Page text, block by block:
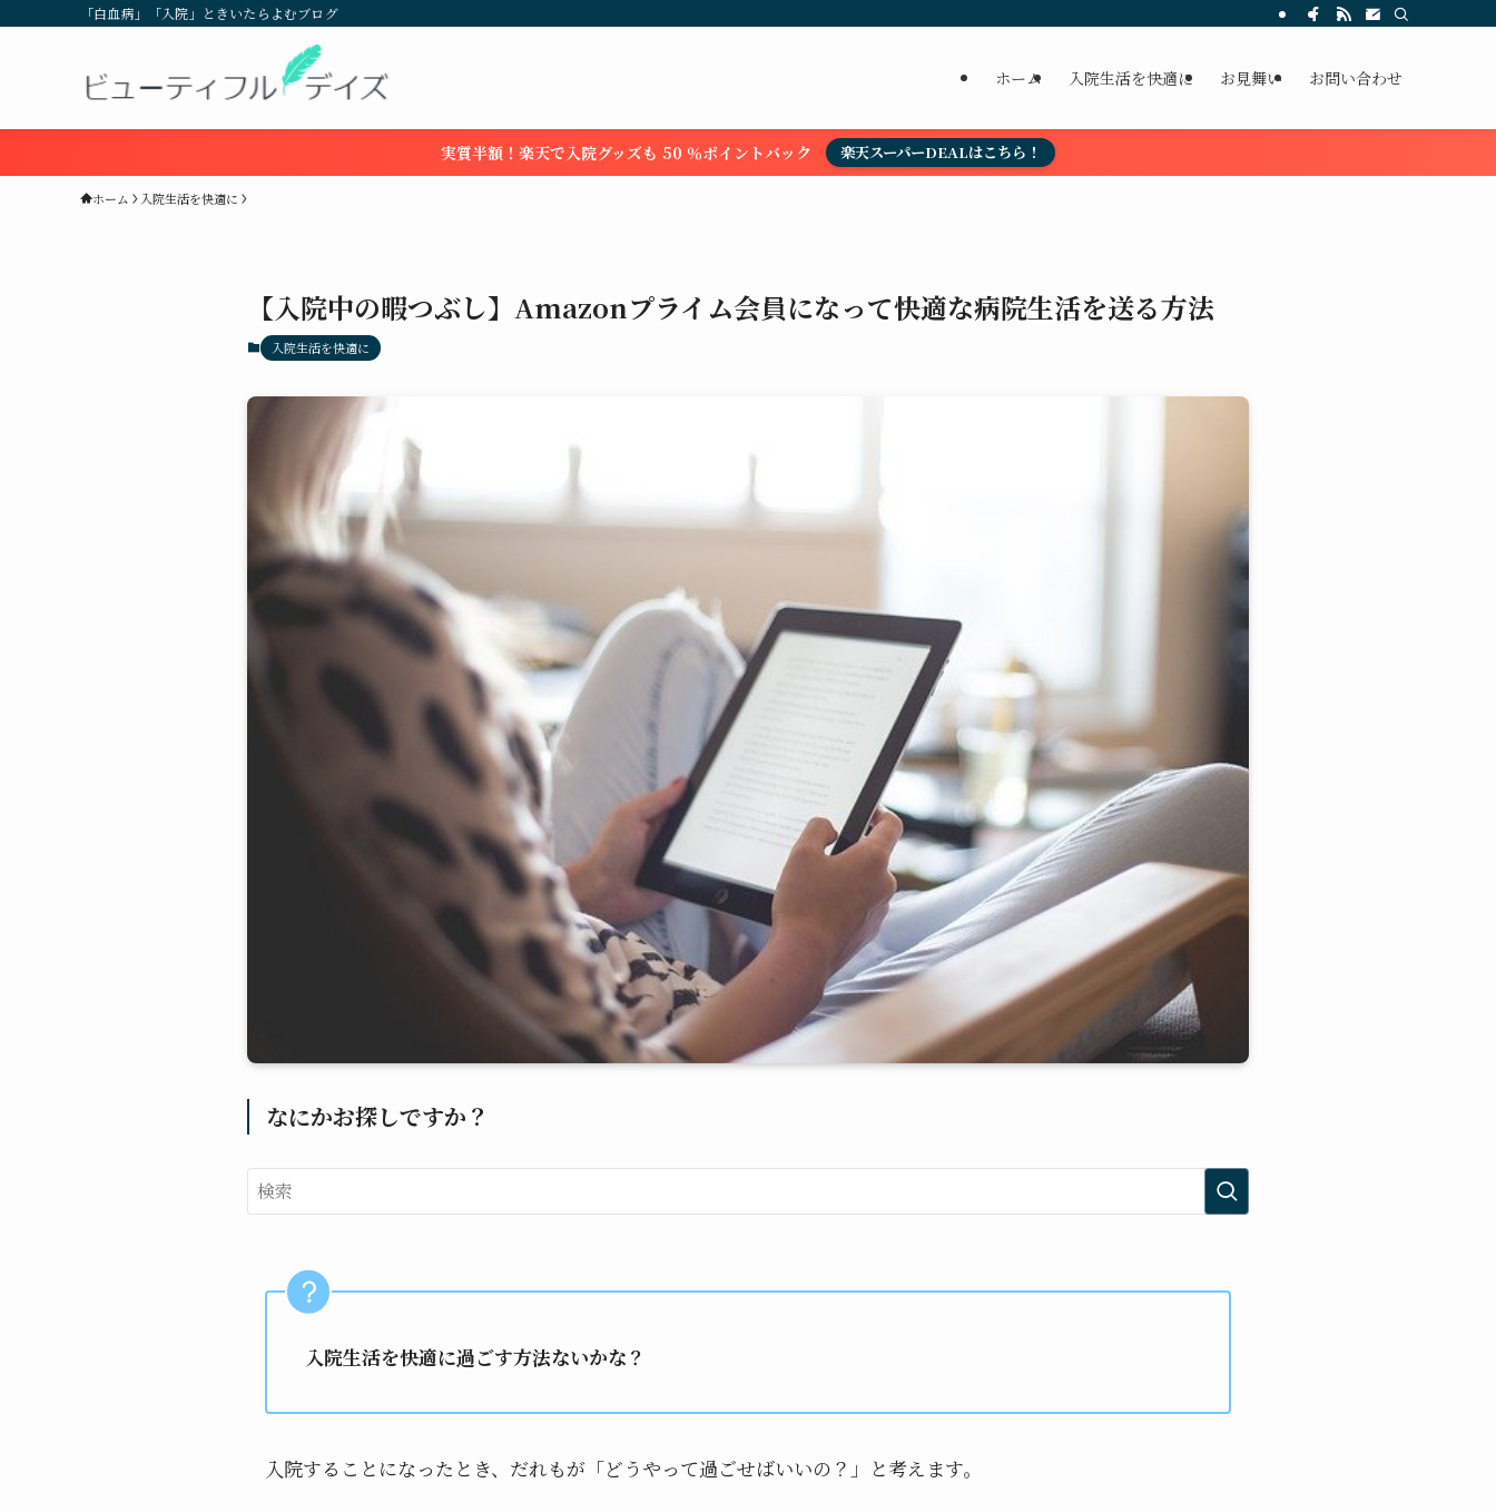
「白血病」「入院」ときいたらよむブログ
ホーム 入院生活を快適に お見舞い お問い合わせ
実質半額！楽天で入院グッズも 50 ％ポイントバック 楽天スーパーDEALはこちら！
ホーム 入院生活を快適に
【入院中の暇つぶし】Amazonプライム会員になって快適な病院生活を送る方法
入院生活を快適に
なにかお探しですか？
入院生活を快適に過ごす方法ないかな？
入院することになったとき、だれもが「どうやって過ごせばいいの？」と考えます。